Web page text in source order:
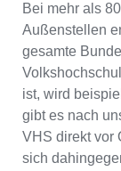
Bei mehr als
Außenstellen
gesamte
ist, wird
gibt es nach
VHS direkt vor
sich